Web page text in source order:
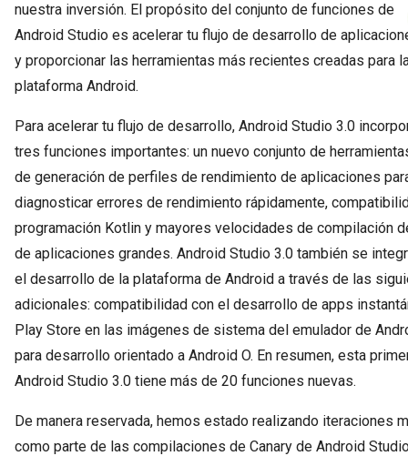
nuestra inversión. El propósito del conjunto de funciones de
Android Studio es acelerar tu flujo de desarrollo de
y proporcionar las herramientas más recientes creadas para
plataforma Android.
Para acelerar tu flujo de desarrollo, Android Studio 3.0
tres funciones importantes: un nuevo conjunto de
de generación de perfiles de rendimiento de aplicaciones
diagnosticar errores de rendimiento rápidamente,
programación Kotlin y mayores velocidades de compilación
de aplicaciones grandes. Android Studio 3.0 también se
el desarrollo de la plataforma de Android a través de las
adicionales: compatibilidad con el desarrollo de apps
Play Store en las imágenes de sistema del emulador de
para desarrollo orientado a Android O. En resumen, esta
Android Studio 3.0 tiene más de 20 funciones nuevas.
De manera reservada, hemos estado realizando iteraciones
como parte de las compilaciones de Canary de Android